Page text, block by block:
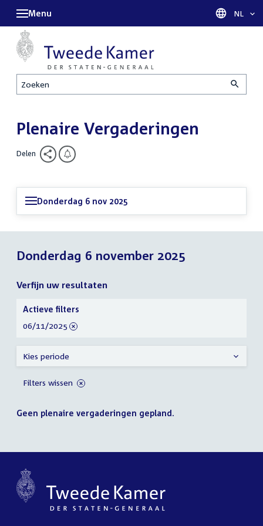
Zoeken
Menu Taal
NL
Plenaire Vergaderingen
Delen
Donderdag 6 nov 2025
Donderdag 6 november 2025
Verfijn uw resultaten
Geen plenaire vergaderingen gepland.
Verfijn
uw
resultaten
Actieve filters
verwijder
06/11/2025
Kies periode
Filters wissen